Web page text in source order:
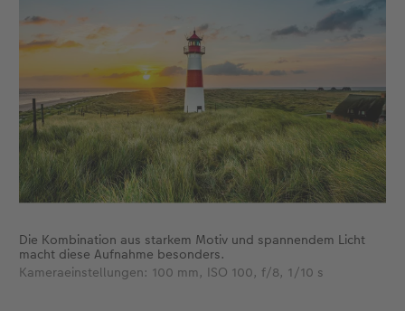
Fotobuch erstellen
Neuheiten
Neuheiten
Extras
Neuheiten
Extras
Retro Minis
Neuheiten
CEWE myPhotos
Neuheiten
CEWE Magazin
Neuheiten
Die Kombination aus starkem Motiv und spannendem Licht
macht diese Aufnahme besonders.
Kameraeinstellungen: 100 mm, ISO 100, f/8, 1/10 s